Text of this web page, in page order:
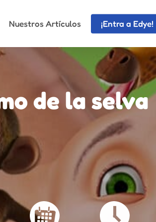
Nuestros Artículos ¡Entra a Edye!
de la selva